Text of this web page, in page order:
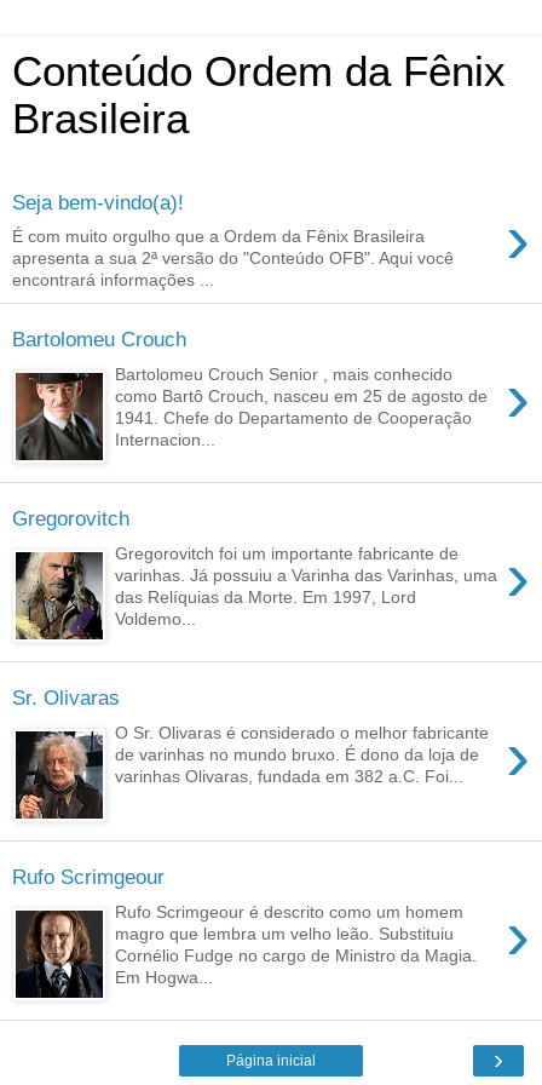
Conteúdo Ordem da Fênix
Brasileira
Seja bem-vindo(a)! ›
É com muito orgulho que a Ordem da Fênix Brasileira
apresenta a sua 2ª versão do "Conteúdo OFB". Aqui você
encontrará informações ...
Bartolomeu Crouch
›
Bartolomeu Crouch Senior , mais conhecido
como Bartô Crouch, nasceu em 25 de agosto de
1941. Chefe do Departamento de Cooperação
Internacion...
Gregorovitch
›
Gregorovitch foi um importante fabricante de
varinhas. Já possuiu a Varinha das Varinhas, uma
das Relíquias da Morte. Em 1997, Lord
Voldemo...
Sr. Olivaras
›
O Sr. Olivaras é considerado o melhor fabricante
de varinhas no mundo bruxo. É dono da loja de
varinhas Olivaras, fundada em 382 a.C. Foi...
Rufo Scrimgeour
›
Rufo Scrimgeour é descrito como um homem
magro que lembra um velho leão. Substituiu
Cornélio Fudge no cargo de Ministro da Magia.
Em Hogwa...
›
Página inicial